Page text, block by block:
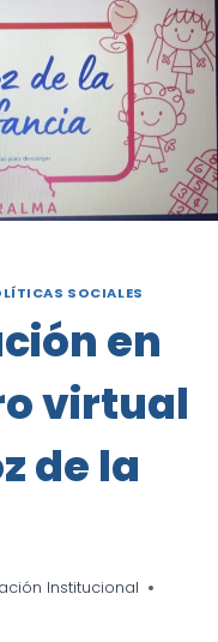
SOCIALES
en
virtual
de la
Institucional